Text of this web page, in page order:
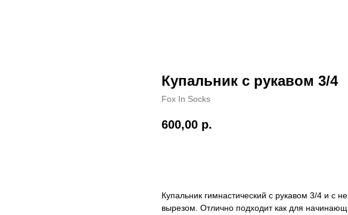
Купальник с рукавом 3/4
Fox In Socks
600,00 р.
Купальник гимнастический с рукавом 3/4 и с
вырезом. Отлично подходит как для